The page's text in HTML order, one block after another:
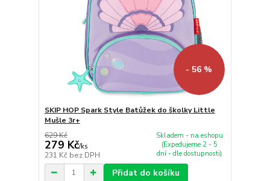
- 56 %
SKIP HOP Spark Style Batůžek do školky Little
Mušle 3r+
629 Kč
279 Kč/ks
231 Kč bez DPH
Skladem - na eshopu
(Expedujeme 2 - 5
dní - dle dostupnosti)
Přidat do košíku